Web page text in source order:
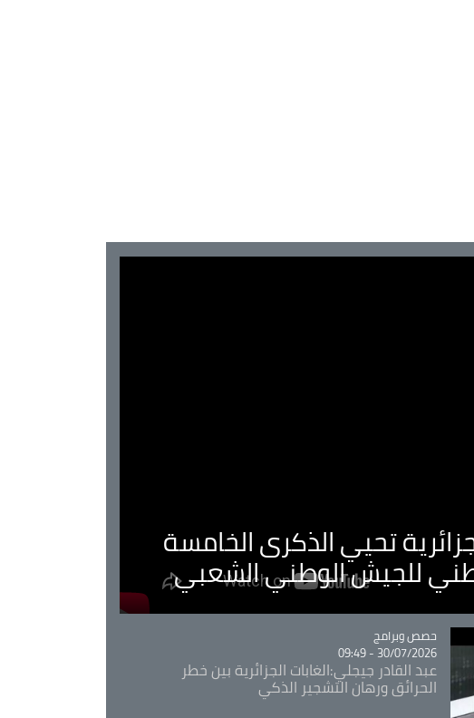
تحيي الذكرى الخامسة
للجيش الوطني الشعبي
Catégorie
حصص وبرامج
30/07/2026 - 09:49
عبد القادر جيجلي:الغابات الجزائرية بين خطر
الحرائق ورهان التشجير الذكي